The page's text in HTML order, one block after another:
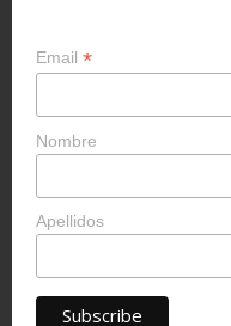
Email *
Nombre
Apellidos